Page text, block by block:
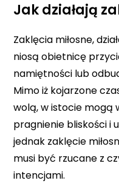
Jak działają
Zaklęcia miłosne,
niosą obietnicę
namiętności lub
Mimo iż kojarzone
wolą, w istocie mogą
pragnienie bliskości i
jednak zaklęcie
musi być rzucane z
intencjami.